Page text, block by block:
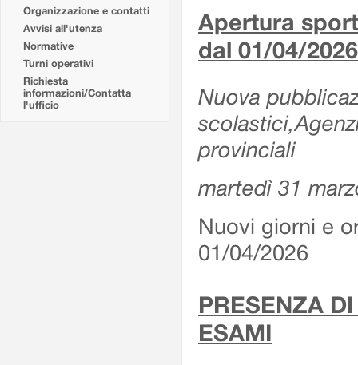
Organizzazione e contatti
Avvisi all'utenza
Normative
Turni operativi
Richiesta
informazioni/Contatta
l'ufficio
Apertura
dal 01/04/2026
Nuova
provinciali
martedì 31
Nuovi giorni e
01/04/2026
PRESENZA
ESAMI